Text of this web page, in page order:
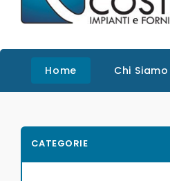
Home Chi Siamo
CATEGORIE